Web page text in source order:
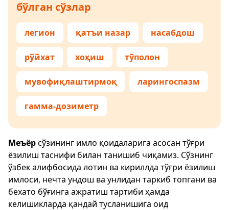
бўлган сўзлар
легион қатъи назар насабдош
рўйхат хоҳиш тўполон
мувофиқлаштирмоқ ларингоспазм
гамма-дозиметр
Меъёрсўзининг имло қоидаларига асосан тўғри
ёзилиш таснифи билан танишиб чиқамиз. Сўзнинг
ўзбек алифбосида лотин ва кириллда тўғри ёзилиш
имлоси, нечта ундош ва унлидан таркиб топгани ва
бехато бўғинга ажратиш тартиби ҳамда
келишикларда қандай тусланишига оид